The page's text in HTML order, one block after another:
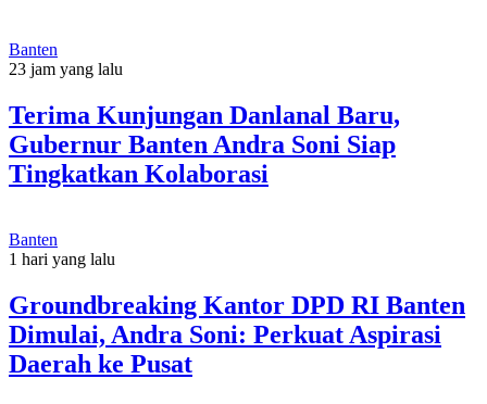
Banten
23 jam yang lalu
Terima Kunjungan Danlanal Baru,
Gubernur Banten Andra Soni Siap
Tingkatkan Kolaborasi
Banten
1 hari yang lalu
Groundbreaking Kantor DPD RI Banten
Dimulai, Andra Soni: Perkuat Aspirasi
Daerah ke Pusat